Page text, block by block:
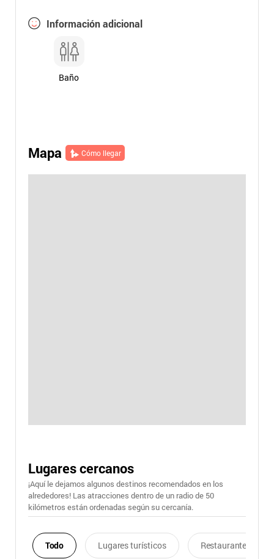
Información adicional
Baño
Mapa Cómo llegar
Lugares cercanos
¡Aquí le dejamos algunos destinos recomendados en los
alrededores! Las atracciones dentro de un radio de 50
kilómetros están ordenadas según su cercanía.
Todo Lugares turísticos Restaurantes